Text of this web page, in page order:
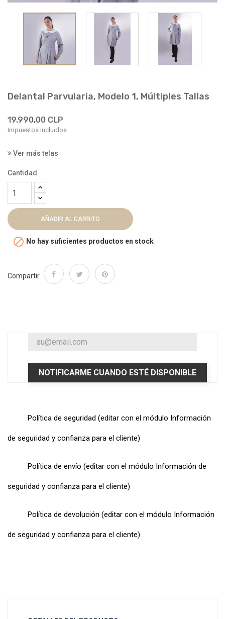
Delantal Parvularia, Modelo 1, Múltiples Tallas
19.990,00 CLP
Impuestos incluidos
Ver más telas
Cantidad
AÑADIR AL CARRITO
 No hay suficientes productos en stock
Compartir
NOTIFICARME CUANDO ESTÉ DISPONIBLE
Política de seguridad (editar con el módulo Información
de seguridad y confianza para el cliente)
Política de envío (editar con el módulo Información de
seguridad y confianza para el cliente)
Política de devolución (editar con el módulo Información
de seguridad y confianza para el cliente)